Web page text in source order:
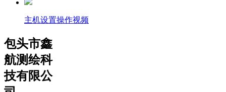
主机设置操作视频
包头市鑫
航测绘科
技有限公